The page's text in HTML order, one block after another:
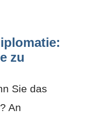
zu
Sie das
An